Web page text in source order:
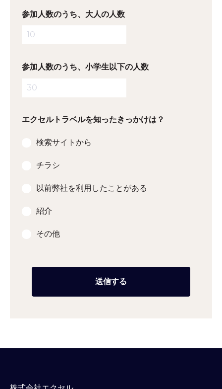
参加人数のうち、大人の人数
参加人数のうち、小学生以下の人数
エクセルトラベルを知ったきっかけは？
検索サイトから
チラシ
以前弊社を利用したことがある
紹介
その他